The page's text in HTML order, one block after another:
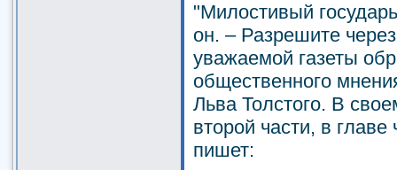
"Милостивый
он. – Разрешите
уважаемой газеты
общественного
Льва Толстого. В
второй части, в
пишет: